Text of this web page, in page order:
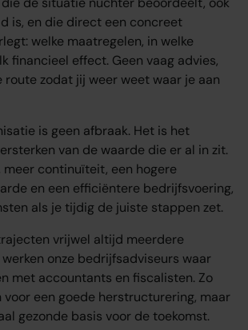
is, en die direct een concreet
welke maatregelen, in welke
financieel effect. Geen vaag advies,
route zodat jij weer weet waar je aan
is geen afbraak. Het is het
van de waarde die er al in zit.
continuïteit, een hogere
en een efficiëntere bedrijfsvoering,
als je tijdig de juiste stappen zet.
vrijwel altijd meerdere
onze bedrijfsadviseurs waar
met accountants en fiscalisten. Zo
voor een goede herstructurering, maar
gezonde basis voor de toekomst.